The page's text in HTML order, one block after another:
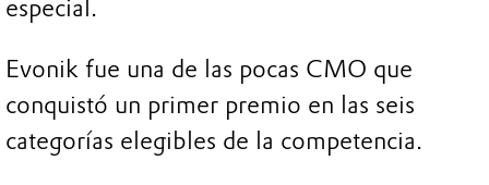
especial.
Evonik fue una de las pocas CMO que
conquistó un primer premio en las seis
categorías elegibles de la competencia.